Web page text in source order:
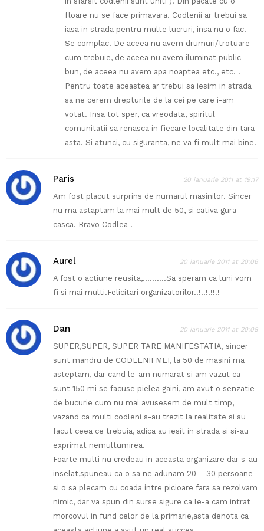
floare nu se face primavara. Codlenii ar trebui sa
iasa in strada pentru multe lucruri, insa nu o fac.
Se complac. De aceea nu avem drumuri/trotuare
cum trebuie, de aceea nu avem iluminat public
bun, de aceea nu avem apa noaptea etc., etc. .
Pentru toate aceastea ar trebui sa iesim in strada
sa ne cerem drepturile de la cei pe care i-am
votat. Insa tot sper, ca vreodata, spiritul
comunitatii sa renasca in fiecare localitate din tara
asta. Si atunci, cu siguranta, ne va fi mult mai bine.
Paris 20 ianuarie 2011 at 19:17
Am fost placut surprins de numarul masinilor. Sincer
nu ma astaptam la mai mult de 50, si cativa gura-
casca. Bravo Codlea !
Aurel 20 ianuarie 2011 at 20:06
A fost o actiune reusita,……….Sa speram ca luni vom
fi si mai multi.Felicitari organizatorilor.!!!!!!!!!!
Dan 20 ianuarie 2011 at 20:08
SUPER,SUPER, SUPER TARE MANIFESTATIA, sincer
sunt mandru de CODLENII MEI, la 50 de masini ma
asteptam, dar cand le-am numarat si am vazut ca
sunt 150 mi se facuse pielea gaini, am avut o senzatie
de bucurie cum nu mai avusesem de mult timp,
vazand ca multi codleni s-au trezit la realitate si au
facut ceea ce trebuia, adica au iesit in strada si si-au
exprimat nemultumirea.
Foarte multi nu credeau in aceasta organizare dar s-au
inselat,spuneau ca o sa ne adunam 20 – 30 persoane
si o sa plecam cu coada intre picioare fara sa rezolvam
nimic, dar va spun din surse sigure ca le-a cam intrat
morcovul in fund celor de la primarie,asta denota ca